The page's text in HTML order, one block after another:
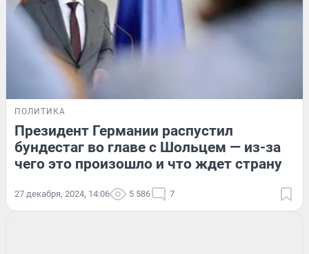
ПОЛИТИКА
Президент Германии распустил
бундестаг во главе с Шольцем — из-за
чего это произошло и что ждет страну
27 декабря, 2024, 14:06 5 586 7